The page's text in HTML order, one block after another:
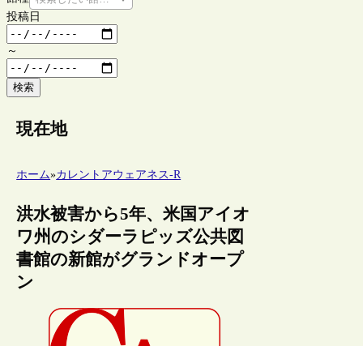
投稿日
～
検索
現在地
ホーム»カレントアウェアネス-R
洪水被害から5年、米国アイオ
ワ州のシダーラピッズ公共図
書館の新館がグランドオープ
ン